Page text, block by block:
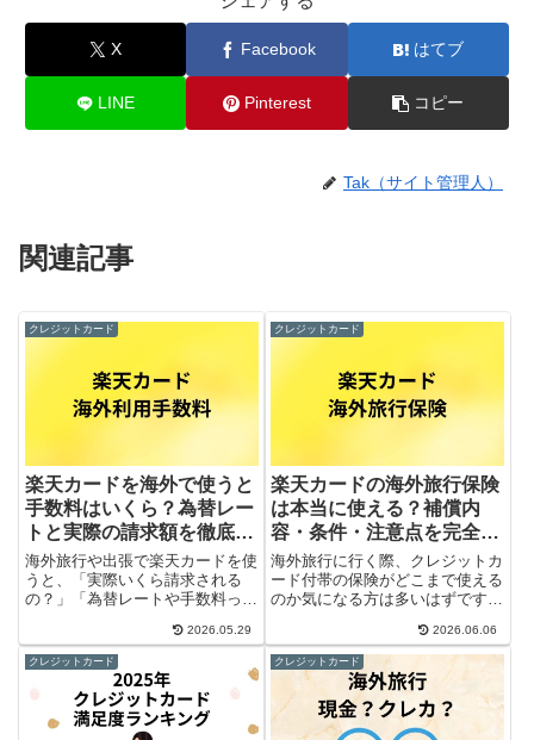
X Facebook はてブ
LINE Pinterest コピー
Tak（サイト管理人）
関連記事
クレジットカード
楽天カードを海外で使うと
手数料はいくら？為替レー
トと実際の請求額を徹底解
説
海外旅行や出張で楽天カードを使
うと、「実際いくら請求される
の？」「為替レートや手数料って
ね。現地で買い物や食事をしたと
き、日本円での請求金額は「外貨
×為替レート×事務手数料」で計
算されます。しかし、為替の変動
2026.05.29
クレジットカード
楽天カードの海外旅行保険
は本当に使える？補償内
容・条件・注意点を完全解
説
海外旅行に行く際、クレジットカ
ード付帯の保険がどこまで使える
のか気になる方は多いはずです。
天カードは、これから申し込みを
検討している人にとって有力な選
択肢の一つです。一方で、楽天カ
ードの海外旅行保険は「自動付
帯...
2026.06.06
クレジットカード クレジットカード